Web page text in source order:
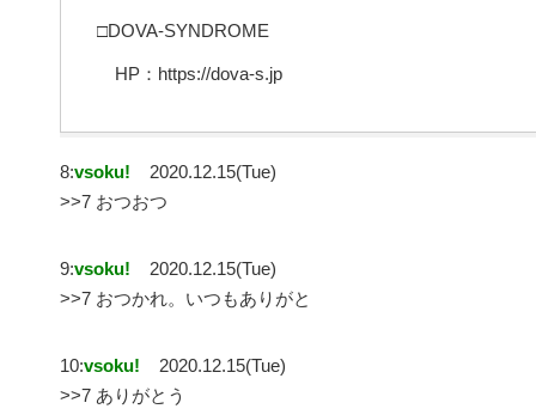
□DOVA-SYNDROME
HP：https://dova-s.jp
8:vsoku!
2020.12.15(Tue)
>>7 おつおつ
9:vsoku!
2020.12.15(Tue)
>>7 おつかれ。いつもありがと
10:vsoku!
2020.12.15(Tue)
>>7 ありがとう